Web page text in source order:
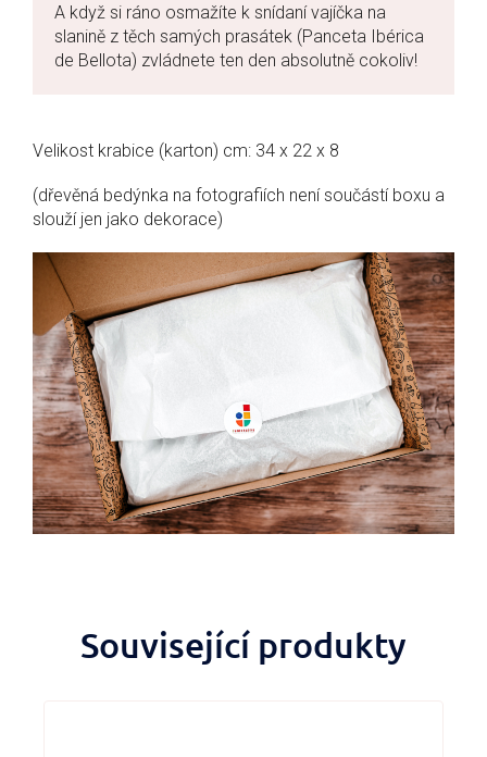
Související produkty
A když si ráno osmažíte k snídaní vajíčka na
slanině z těch samých prasátek (Panceta Ibérica
de Bellota) zvládnete ten den absolutně cokoliv!
Velikost krabice (karton) cm: 34 x 22 x 8
(dřevěná bedýnka na fotografiích není součástí boxu a
slouží jen jako dekorace)